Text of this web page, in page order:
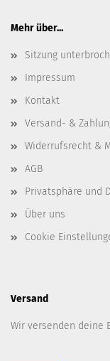
Mehr über...
Sitzung
Impressum
Kontakt
Versand- &
Widerrufsrecht &
AGB
Privatsphäre und
Über uns
Cookie
Versand
Wir versenden deine